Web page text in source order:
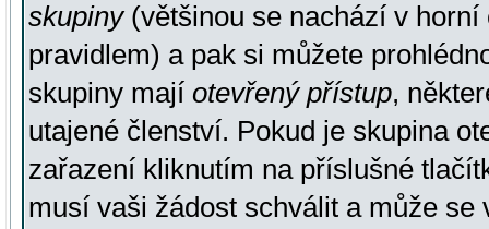
skupiny(většinou se nachází v horní
pravidlem) a pak si můžete
skupiny mají otevřený přístup,
utajené členství. Pokud je skupina
zařazení kliknutím na příslušné
musí vaši žádost schválit a může se